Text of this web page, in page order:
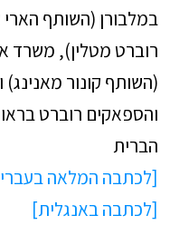
במלבורן (השותף הארי
רוברט מטלין), משרד
(השותף קונור
והספאקים רוברט
הברית
[לכתבה המלאה
[לכתבה באנגלית]